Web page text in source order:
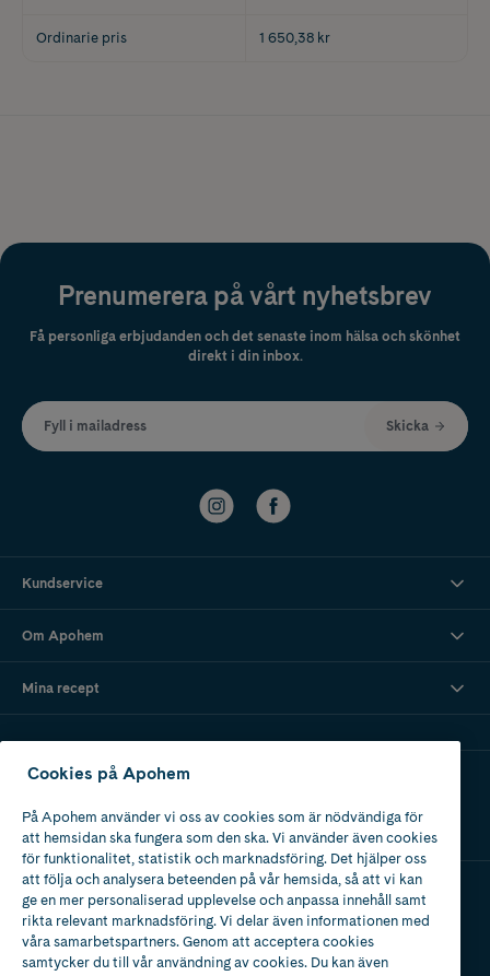
Ordinarie pris 1 650,38 kr
Prenumerera på vårt nyhetsbrev
Få personliga erbjudanden och det senaste inom hälsa och skönhet
direkt i din inbox.
Fyll i mailadress Skicka
Kundservice
Om Apohem
Mina recept
Ladda ner vår app
Apotek med tillstånd
av Läkemedelsverket
Cookies på Apohem
På Apohem använder vi oss av cookies som är nödvändiga för
att hemsidan ska fungera som den ska. Vi använder även cookies
för funktionalitet, statistik och marknadsföring. Det hjälper oss
att följa och analysera beteenden på vår hemsida, så att vi kan
ge en mer personaliserad upplevelse och anpassa innehåll samt
rikta relevant marknadsföring. Vi delar även informationen med
våra samarbetspartners. Genom att acceptera cookies
samtycker du till vår användning av cookies. Du kan även